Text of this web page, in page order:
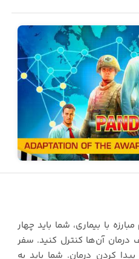
با بیماری، شما باید چهار
درمان آن‌ها کنترل کنید. سفر
کردن درمان. شما باید به